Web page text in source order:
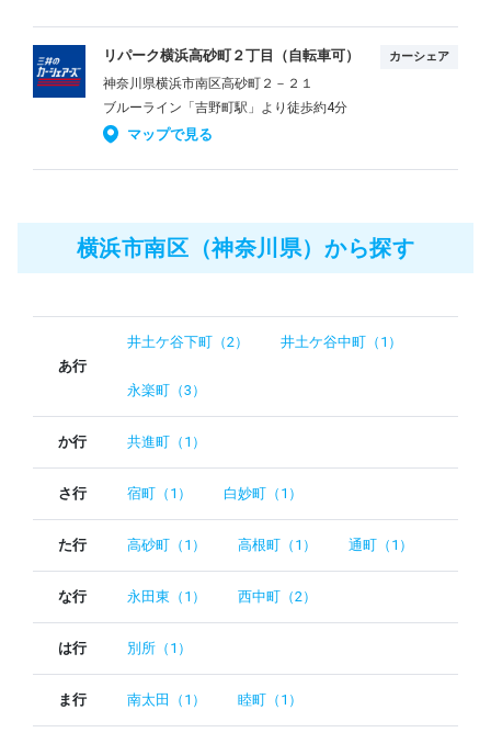
リパーク横浜高砂町２丁目（自転車可） カーシェア
神奈川県横浜市南区高砂町２－２１
ブルーライン「吉野町駅」より徒歩約4分
マップで見る
横浜市南区（神奈川県）から探す
あ行
井土ケ谷下町（2） 井土ケ谷中町（1）
永楽町（3）
か行 共進町（1）
さ行 宿町（1） 白妙町（1）
た行 高砂町（1） 高根町（1） 通町（1）
な行 永田東（1） 西中町（2）
は行 別所（1）
ま行 南太田（1） 睦町（1）